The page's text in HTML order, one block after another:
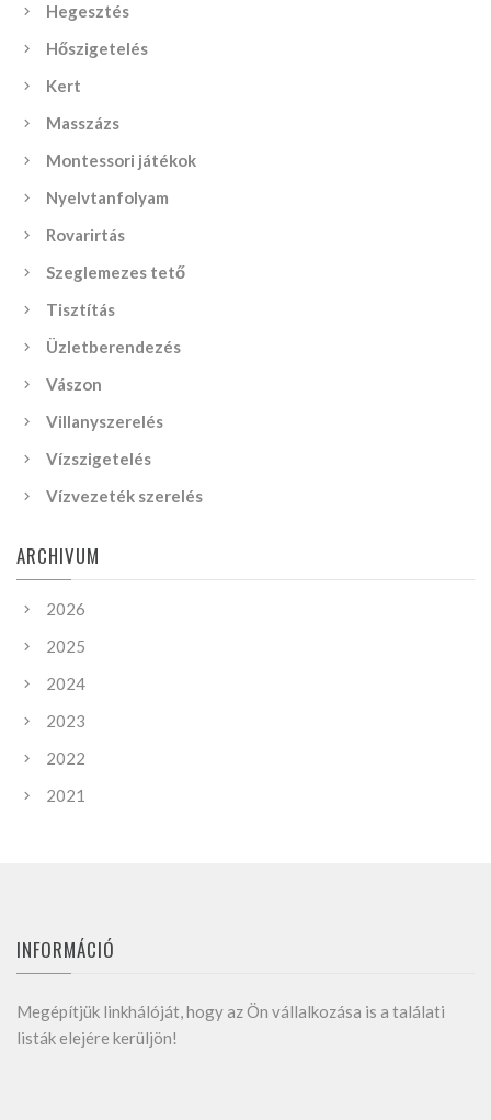
Hegesztés
Hőszigetelés
Kert
Masszázs
Montessori játékok
Nyelvtanfolyam
Rovarirtás
Szeglemezes tető
Tisztítás
Üzletberendezés
Vászon
Villanyszerelés
Vízszigetelés
Vízvezeték szerelés
ARCHIVUM
2026
2025
2024
2023
2022
2021
INFORMÁCIÓ
Megépítjük linkhálóját, hogy az Ön vállalkozása is a találati
listák elejére kerüljön!